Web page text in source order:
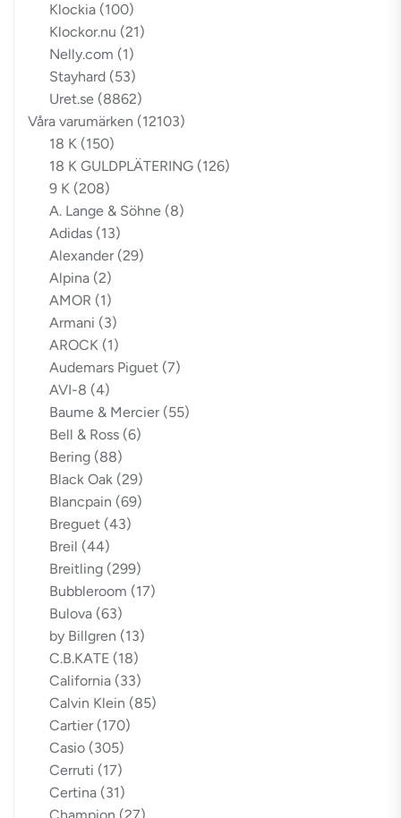
Klockia (100)
Klockor.nu (21)
Nelly.com (1)
Stayhard (53)
Uret.se (8862)
Våra varumärken (12103)
18 K (150)
18 K GULDPLÄTERING (126)
9 K (208)
A. Lange & Söhne (8)
Adidas (13)
Alexander (29)
Alpina (2)
AMOR (1)
Armani (3)
AROCK (1)
Audemars Piguet (7)
AVI-8 (4)
Baume & Mercier (55)
Bell & Ross (6)
Bering (88)
Black Oak (29)
Blancpain (69)
Breguet (43)
Breil (44)
Breitling (299)
Bubbleroom (17)
Bulova (63)
by Billgren (13)
C.B.KATE (18)
California (33)
Calvin Klein (85)
Cartier (170)
Casio (305)
Cerruti (17)
Certina (31)